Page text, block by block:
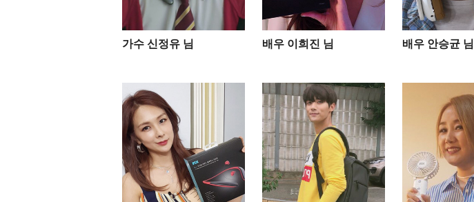
가수 신정유 님 배우 이희진 님 배우 안승균 님